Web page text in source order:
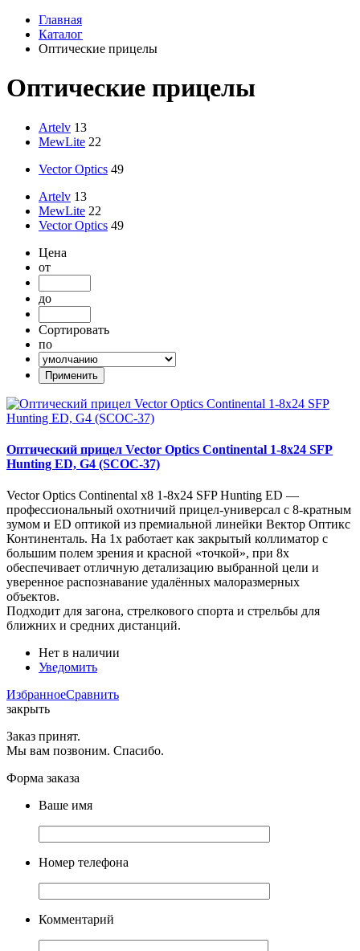
Главная
Каталог
Оптические прицелы
Оптические прицелы
Artelv 13
MewLite 22
Vector Optics 49
Artelv 13
MewLite 22
Vector Optics 49
Цена
от
до
Сортировать
по
Оптический прицел Vector Optics Continental 1-8x24 SFP
Hunting ED, G4 (SCOC-37)
Vector Optics Continental x8 1-8x24 SFP Hunting ED —
профессиональный охотничий прицел-универсал с 8-кратным
зумом и ED оптикой из премиальной линейки Вектор Оптикс
Континенталь. На 1x работает как закрытый коллиматор с
большим полем зрения и красной «точкой», при 8x
обеспечивает отличную детализацию выбранной цели и
уверенное распознавание удалённых малоразмерных
объектов.
Подходит для загона, стрелкового спорта и стрельбы для
ближних и средних дистанций.
Нет в наличии
Уведомить
ИзбранноеСравнить
закрыть
Заказ принят.
Мы вам позвоним. Спасибо.
Форма заказа
Ваше имя
Номер телефона
Комментарий